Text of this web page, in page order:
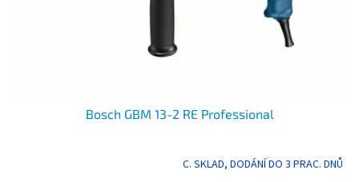
Bosch GBM 13-2 RE Professional
C. SKLAD, DODÁNÍ DO 3 PRAC. DNŮ